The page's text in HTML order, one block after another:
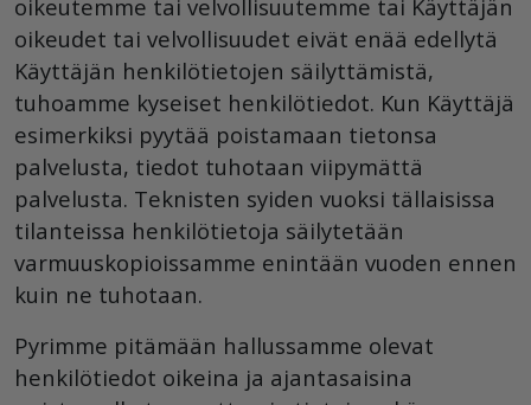
oikeutemme tai velvollisuutemme tai Käyttäjän
oikeudet tai velvollisuudet eivät enää edellytä
Käyttäjän henkilötietojen säilyttämistä,
tuhoamme kyseiset henkilötiedot. Kun Käyttäjä
esimerkiksi pyytää poistamaan tietonsa
palvelusta, tiedot tuhotaan viipymättä
palvelusta. Teknisten syiden vuoksi tällaisissa
tilanteissa henkilötietoja säilytetään
varmuuskopioissamme enintään vuoden ennen
kuin ne tuhotaan.
Pyrimme pitämään hallussamme olevat
henkilötiedot oikeina ja ajantasaisina